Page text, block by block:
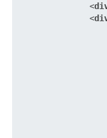
<
<